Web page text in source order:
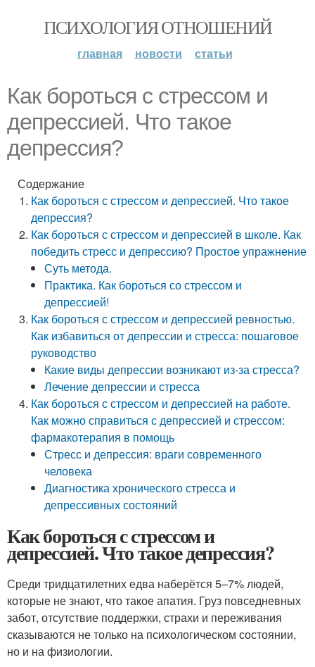
ПСИХОЛОГИЯ ОТНОШЕНИЙ
главная новости статьи
Как бороться с стрессом и
депрессией. Что такое
депрессия?
Содержание
Как бороться с стрессом и депрессией. Что такое
депрессия?
Как бороться с стрессом и депрессией в школе. Как
победить стресс и депрессию? Простое упражнение
Суть метода.
Практика. Как бороться со стрессом и
депрессией!
Как бороться с стрессом и депрессией ревностью.
Как избавиться от депрессии и стресса: пошаговое
руководство
Какие виды депрессии возникают из-за стресса?
Лечение депрессии и стресса
Как бороться с стрессом и депрессией на работе.
Как можно справиться с депрессией и стрессом:
фармакотерапия в помощь
Стресс и депрессия: враги современного
человека
Диагностика хронического стресса и
депрессивных состояний
Как бороться с стрессом и
депрессией. Что такое депрессия?
Среди тридцатилетних едва наберётся 5–7% людей,
которые не знают, что такое апатия. Груз повседневных
забот, отсутствие поддержки, страхи и переживания
сказываются не только на психологическом состоянии,
но и на физиологии.